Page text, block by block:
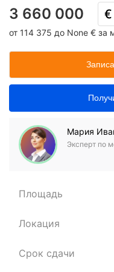
3 660 000
от 114 375 до None € за
Мария
Эксперт по
Площадь
Локация
Срок сдачи